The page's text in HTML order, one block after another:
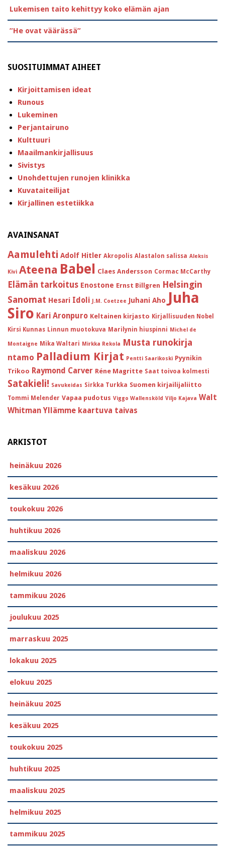
Lukemisen taito kehittyy koko elämän ajan
”He ovat väärässä”
SUOSITUIMMAT AIHEET
Kirjoittamisen ideat
Runous
Lukeminen
Perjantairuno
Kulttuuri
Maailmankirjallisuus
Sivistys
Unohdettujen runojen klinikka
Kuvataiteilijat
Kirjallinen estetiikka
AVAINSANAT
Aamulehti Adolf Hitler Akropolis Alastalon salissa Aleksis
Kivi Ateena Babel Claes Andersson Cormac McCarthy
Elämän tarkoitus Enostone Ernst Billgren Helsingin
Sanomat Hesari Idoli J.M. Coetzee Juhani Aho Juha
Siro Kari Aronpuro Keltainen kirjasto Kirjallisuuden Nobel
Kirsi Kunnas Linnun muotokuva Marilynin hiuspinni Michel de
Montaigne Mika Waltari Mirkka Rekola Musta runokirja
ntamo Palladium Kirjat Pentti Saarikoski Pyynikin
Trikoo Raymond Carver Réne Magritte Saat toivoa kolmesti
Satakieli! Savukeidas Sirkka Turkka Suomen kirjailijaliitto
Tommi Melender Vapaa pudotus Viggo Wallensköld Viljo Kajava Walt
Whitman Yllämme kaartuva taivas
ARKISTOT
heinäkuu 2026
kesäkuu 2026
toukokuu 2026
huhtikuu 2026
maaliskuu 2026
helmikuu 2026
tammikuu 2026
joulukuu 2025
marraskuu 2025
lokakuu 2025
elokuu 2025
heinäkuu 2025
kesäkuu 2025
toukokuu 2025
huhtikuu 2025
maaliskuu 2025
helmikuu 2025
tammikuu 2025